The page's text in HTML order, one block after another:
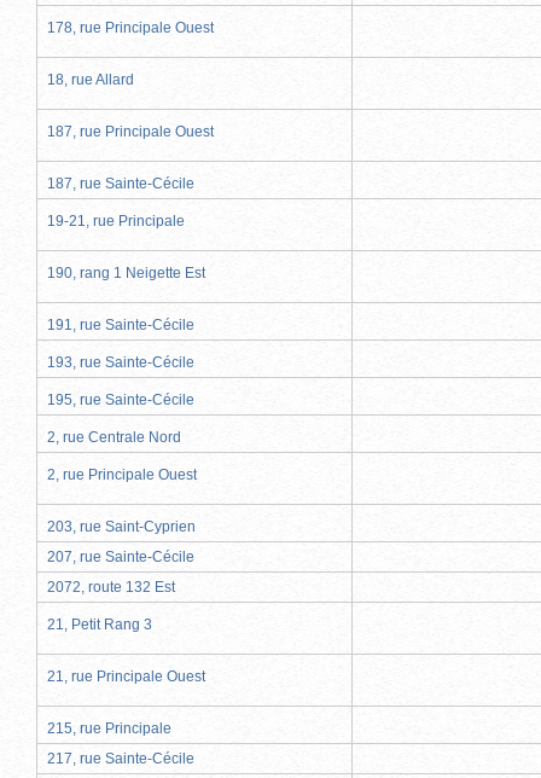
178, rue Principale Ouest
18, rue Allard
187, rue Principale Ouest
187, rue Sainte-Cécile
19-21, rue Principale
190, rang 1 Neigette Est
191, rue Sainte-Cécile
193, rue Sainte-Cécile
195, rue Sainte-Cécile
2, rue Centrale Nord
2, rue Principale Ouest
203, rue Saint-Cyprien
207, rue Sainte-Cécile
2072, route 132 Est
21, Petit Rang 3
21, rue Principale Ouest
215, rue Principale
217, rue Sainte-Cécile